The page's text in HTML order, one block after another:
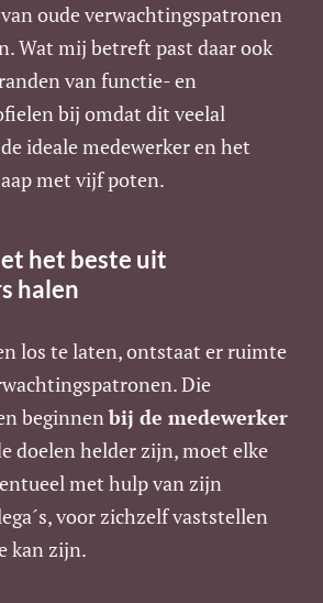
oude verwachtingspatronen
Wat mij betreft past daar ook
van functie- en
bij omdat dit veelal
ideale medewerker en het
met vijf poten.
het beste uit
halen
los te laten, ontstaat er ruimte
Die
beginnenbij de medewerker
doelen helder zijn, moet elke
met hulp van zijn
voor zichzelf vaststellen
kan zijn.